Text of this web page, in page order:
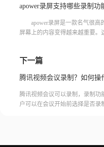
apower录屏支持哪些录制功
apower录屏是一款名气很高
屏幕上的内容变得越来越重要
下一篇
腾讯视频会议录制？如何操
腾讯视频会议可以录制，录制功
户可以在会议开始前选择是否